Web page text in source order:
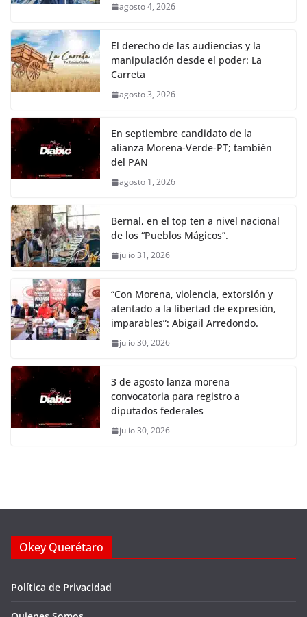
agosto 4, 2026
El derecho de las audiencias y la
manipulación desde el poder: La
Carreta
agosto 3, 2026
En septiembre candidato de la
alianza Morena-Verde-PT; también
del PAN
agosto 1, 2026
Bernal, en el top ten a nivel nacional
de los “Pueblos Mágicos”.
julio 31, 2026
“Con Morena, violencia, extorsión y
atentado a la libertad de expresión,
imparables”: Abigail Arredondo.
julio 30, 2026
3 de agosto lanza morena
convocatoria para registro a
diputados federales
julio 30, 2026
Okey Querétaro
Política de Privacidad